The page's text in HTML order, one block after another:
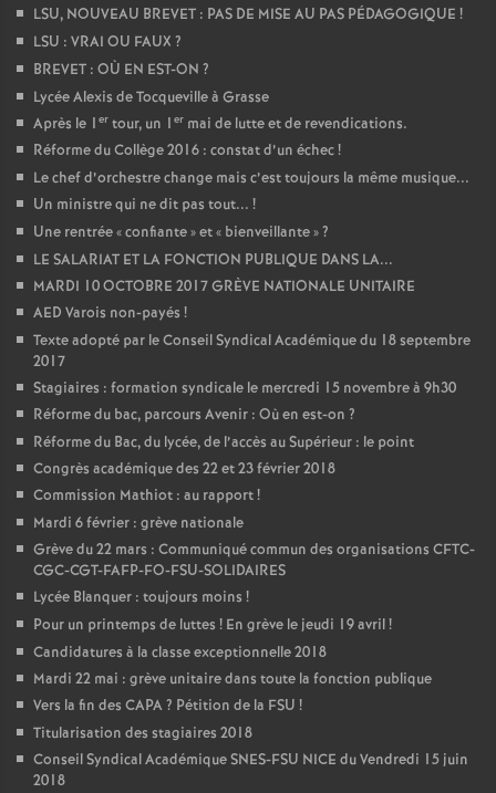
LSU, NOUVEAU BREVET : PAS DE MISE AU PAS PÉDAGOGIQUE !
LSU : VRAI OU FAUX ?
BREVET : OÙ EN EST-ON ?
Lycée Alexis de Tocqueville à Grasse
Après le 1 er tour, un 1 er mai de lutte et de revendications.
Réforme du Collège 2016 : constat d’un échec!
Le chef d’orchestre change mais c’est toujours la même musique...
Un ministre qui ne dit pas tout... !
Une rentrée «confiante» et « bienveillante»?
LE SALARIAT ET LA FONCTION PUBLIQUE DANS LA...
MARDI 10 OCTOBRE 2017 GRÈVE NATIONALE UNITAIRE
AED Varois non-payés !
Texte adopté par le Conseil Syndical Académique du 18 septembre
2017
Stagiaires : formation syndicale le mercredi 15 novembre à 9h30
Réforme du bac, parcours Avenir : Où en est-on ?
Réforme du Bac, du lycée, de l’accès au Supérieur : le point
Congrès académique des 22 et 23 février 2018
Commission Mathiot : au rapport!
Mardi 6 février : grève nationale
Grève du 22 mars : Communiqué commun des organisations CFTC-
CGC-CGT-FAFP-FO-FSU-SOLIDAIRES
Lycée Blanquer : toujours moins !
Pour un printemps de luttes ! En grève le jeudi 19 avril!
Candidatures à la classe exceptionnelle 2018
Mardi 22 mai : grève unitaire dans toute la fonction publique
Vers la fin des CAPA? Pétition de la FSU !
Titularisation des stagiaires 2018
Conseil Syndical Académique SNES-FSU NICE du Vendredi 15 juin
2018